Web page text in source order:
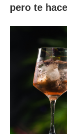
pero te